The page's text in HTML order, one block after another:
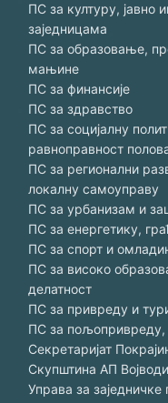
ПС за културу,
заједницама
ПС за образовање,
мањине
ПС за финансије
ПС за здравство
ПС за социјалну
равноправност
ПС за регионални
локалну самоуправу
ПС за урбанизам и
ПС за енергетику,
ПС за спорт и
ПС за високо
делатност
ПС за привреду и
ПС за
Секретаријат
Скупштина АП
Управа за заједничке